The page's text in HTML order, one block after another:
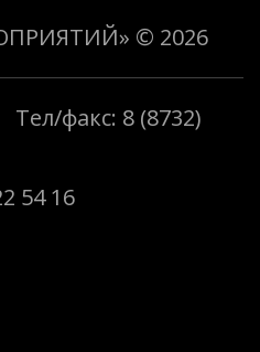
© 2026
Тел/факс: 8 (8732)
54 16